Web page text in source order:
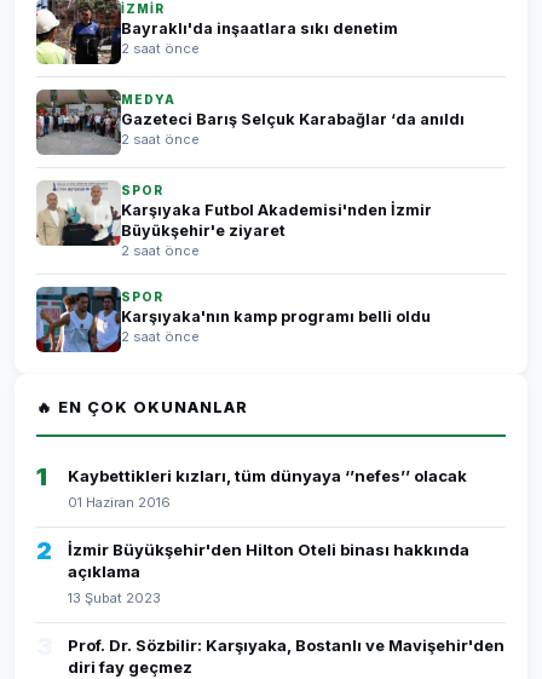
İZMİR
Bayraklı'da inşaatlara sıkı denetim
2 saat önce
MEDYA
Gazeteci Barış Selçuk Karabağlar ‘da anıldı
2 saat önce
SPOR
Karşıyaka Futbol Akademisi'nden İzmir
Büyükşehir'e ziyaret
2 saat önce
SPOR
Karşıyaka'nın kamp programı belli oldu
2 saat önce
🔥 EN ÇOK OKUNANLAR
1 Kaybettikleri kızları, tüm dünyaya ‘’nefes’’ olacak
01 Haziran 2016
2
İzmir Büyükşehir'den Hilton Oteli binası hakkında
açıklama
13 Şubat 2023
Prof. Dr. Sözbilir: Karşıyaka, Bostanlı ve Mavişehir'den
diri fay geçmez